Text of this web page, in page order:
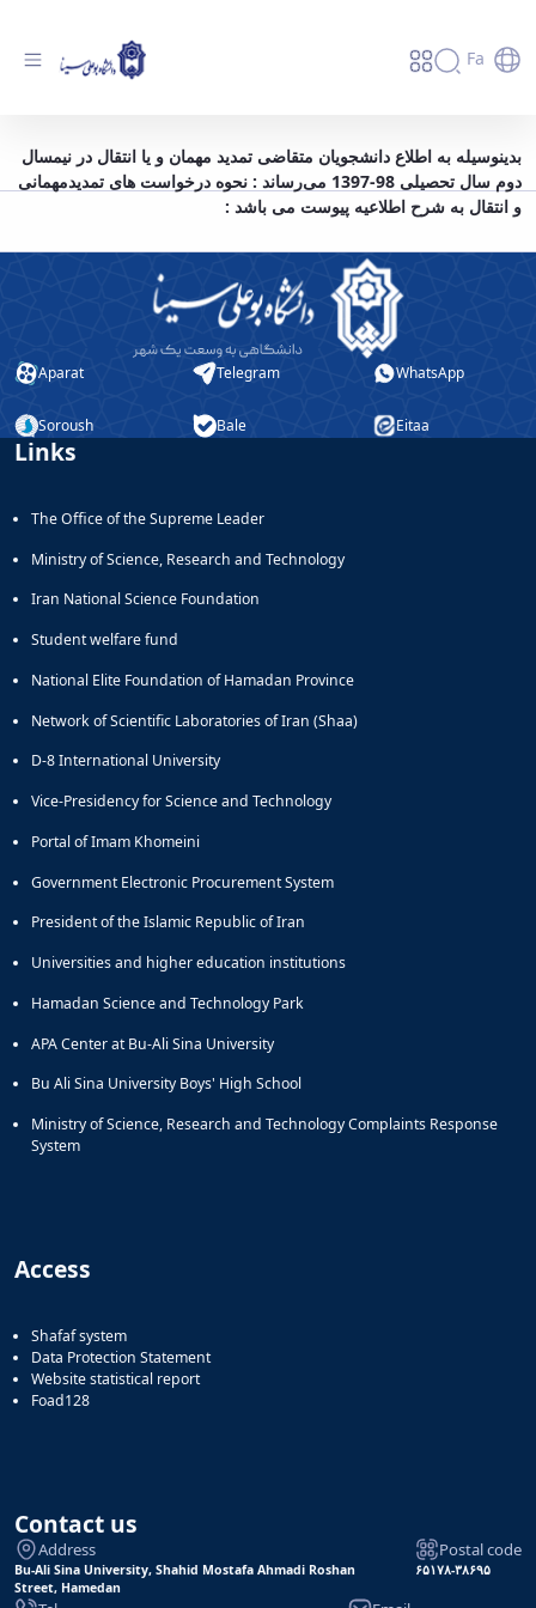
Fa
اطلاعیه نحوه انتقال و مهمانی در نیمسال دوم
سال تحصیلی 98-1397 - دانشگاه بوعلی سینا
بدینوسیله به اطلاع دانشجویان متقاضی تمدید مهمان و یا انتقال در نیمسال
دوم سال تحصیلی 98-1397 می‌رساند : نحوه درخواست های تمدیدمهمانی
و انتقال به شرح اطلاعیه پیوست می باشد :
Aparat Telegram WhatsApp
Soroush Bale Eitaa
Links
The Office of the Supreme Leader
Ministry of Science, Research and Technology
Iran National Science Foundation
Student welfare fund
National Elite Foundation of Hamadan Province
Network of Scientific Laboratories of Iran (Shaa)
D-8 International University
Vice-Presidency for Science and Technology
Portal of Imam Khomeini
Government Electronic Procurement System
President of the Islamic Republic of Iran
Universities and higher education institutions
Hamadan Science and Technology Park
APA Center at Bu-Ali Sina University
Bu Ali Sina University Boys' High School
Ministry of Science, Research and Technology Complaints Response
System
Access
Shafaf system
Data Protection Statement
Website statistical report
Foad128
Contact us
Address
Bu-Ali Sina University, Shahid Mostafa Ahmadi Roshan
Street, Hamedan
Postal code
۶۵۱۷۸-۳۸۶۹۵